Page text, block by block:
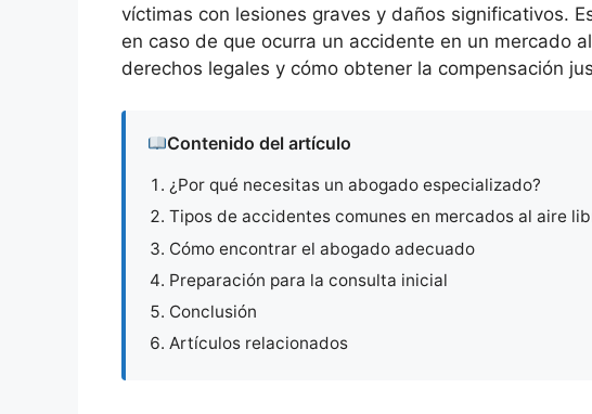
víctimas con lesiones graves y daños significativos.
en caso de que ocurra un accidente en un mercado
derechos legales y cómo obtener la compensación
Contenido del artículo
¿Por qué necesitas un abogado especializado?
Tipos de accidentes comunes en mercados al aire
Cómo encontrar el abogado adecuado
Preparación para la consulta inicial
Conclusión
Artículos relacionados